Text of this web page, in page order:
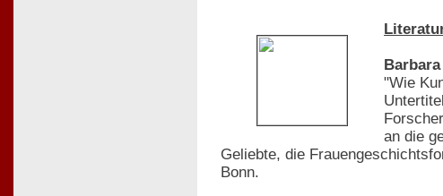
"Wie
an die
Geliebte, die
Bonn.